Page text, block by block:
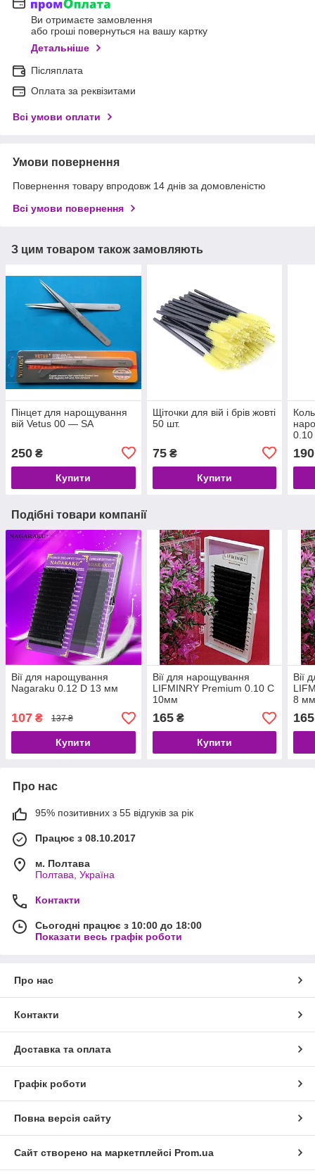
Ви отримаєте замовлення
або гроші повернуться на вашу картку
Детальніше
Післяплата
Оплата за реквізитами
Всі умови оплати
Умови повернення
Повернення товару впродовж 14 днів за домовленістю
Всі умови повернення
З цим товаром також замовляють
Пінцет для нарощування
вій Vetus 00 — SA
250 ₴
Купити
Щіточки для вій і брів жовті
50 шт.
75₴
Купити
190
Подібні товари компанії
Вії для нарощування
Nagaraku 0.12 D 13 мм
107 ₴ 137 ₴
Купити
Вії для нарощування
LIFMINRY Premium 0.10 C
10мм
165₴
Купити
Вії
8
165
Про нас
95% позитивних з 55 відгуків за рік
Працює з 08.10.2017
м. Полтава
Полтава, Україна
Контакти
Сьогодні працює з 10:00 до 18:00
Показати весь графік роботи
Про нас
Контакти
Доставка та оплата
Графік роботи
Повна версія сайту
Сайт створено на маркетплейсі Prom.ua